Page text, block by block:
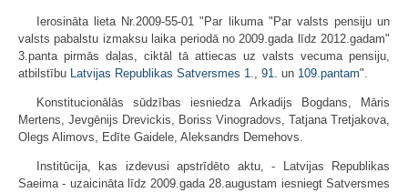
Ierosināta lieta Nr.2009-55-01 "Par likuma "Par valsts pensiju un
valsts pabalstu izmaksu laika periodā no 2009.gada līdz 2012.gadam"
3.panta pirmās daļas, ciktāl tā attiecas uz valsts vecuma pensiju,
atbilstību Latvijas Republikas Satversmes 1., 91. un 109.pantam".
Konstitucionālās sūdzības iesniedza Arkadijs Bogdans, Māris
Mertens, Jevgēnijs Drevickis, Boriss Vinogradovs, Tatjana Tretjakova,
Olegs Alimovs, Edīte Gaidele, Aleksandrs Demehovs.
Institūcija, kas izdevusi apstrīdēto aktu, - Latvijas Republikas
Saeima - uzaicināta līdz 2009.gada 28.augustam iesniegt Satversmes